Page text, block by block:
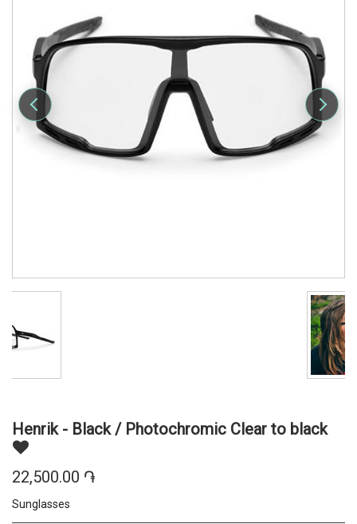
Henrik - Black / Photochromic Clear to black
22,500.00 ֏
Sunglasses